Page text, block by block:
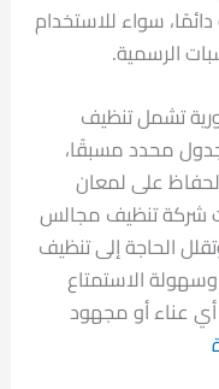
سواء للاستخدام
الرسمية.
تشمل تنظيف
محدد مسبقًا،
والحفاظ على لمعان
شركة تنظيف مجالس
الحاجة إلى تنظيف
الاستمتاع
عناء أو مجهود